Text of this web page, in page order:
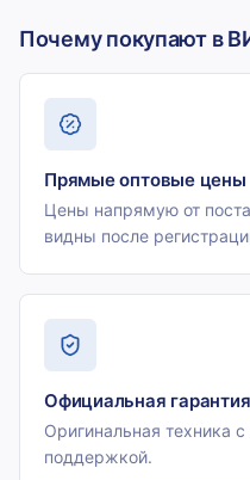
Почему покупают в
Прямые оптовые цены
Цены напрямую от
видны после
Официальная гарантия
Оригинальная техника
поддержкой.